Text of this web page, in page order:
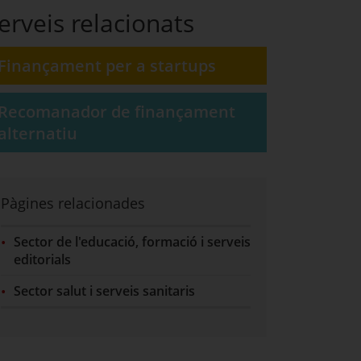
relacionats
per a startups
de finançament
Pàgines relacionades
Sector de l'educació, formació i serveis
editorials
Sector salut i serveis sanitaris